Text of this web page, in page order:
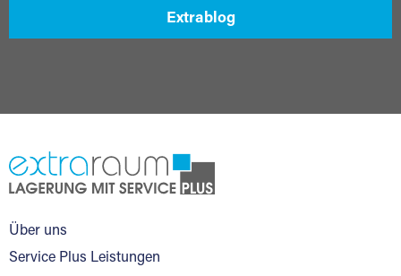
Extrablog
Über uns
Service Plus Leistungen